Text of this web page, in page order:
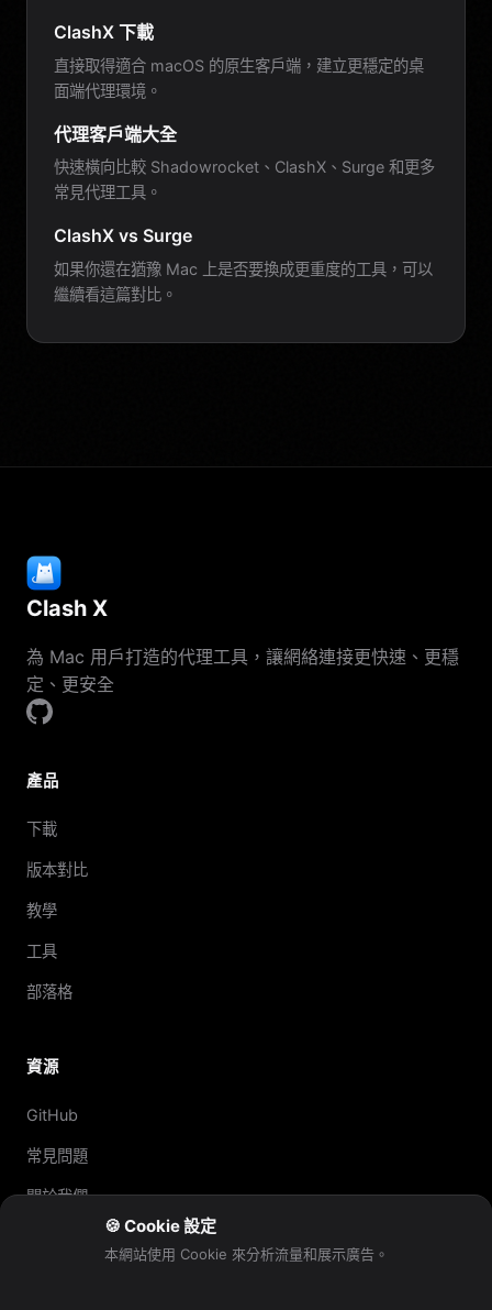
ClashX 下載
直接取得適合 macOS 的原生客戶端，建立更穩定的桌
面端代理環境。
代理客戶端大全
快速橫向比較 Shadowrocket、ClashX、Surge 和更多
常見代理工具。
ClashX vs Surge
如果你還在猶豫 Mac 上是否要換成更重度的工具，可以
繼續看這篇對比。
Clash X
為 Mac 用戶打造的代理工具，讓網絡連接更快速、更穩
定、更安全
產品
下載
版本對比
教學
工具
部落格
資源
GitHub
常見問題
關於我們
🍪 Cookie 設定
本網站使用 Cookie 來分析流量和展示廣告。